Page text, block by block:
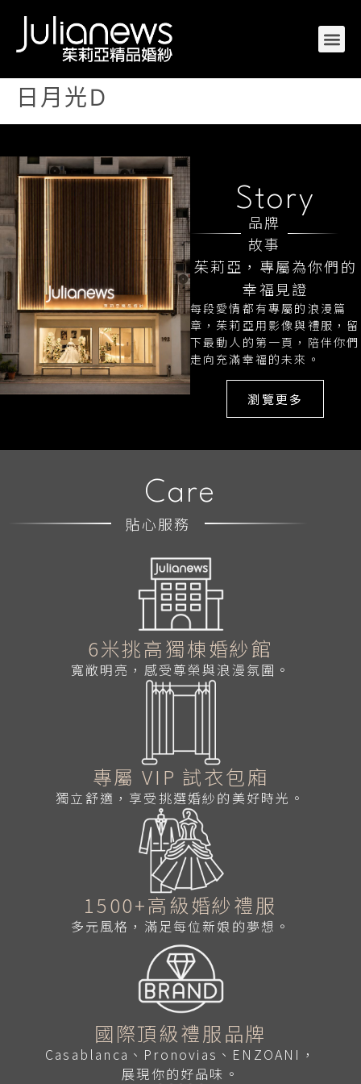
日月光D
Story
品牌
故事
茱莉亞，專屬為你們的
幸福見證
每段愛情都有專屬的浪漫篇
章，茱莉亞用影像與禮服，留
下最動人的第一頁，陪伴你們
走向充滿幸福的未來。
瀏覽更多
Care
貼心服務
6米挑高獨棟婚紗館
寬敞明亮，感受尊榮與浪漫氛圍。
專屬 VIP 試衣包廂
獨立舒適，享受挑選婚紗的美好時光。
1500+高級婚紗禮服
多元風格，滿足每位新娘的夢想。
國際頂級禮服品牌
Casablanca、Pronovias、ENZOANI，
展現你的好品味。